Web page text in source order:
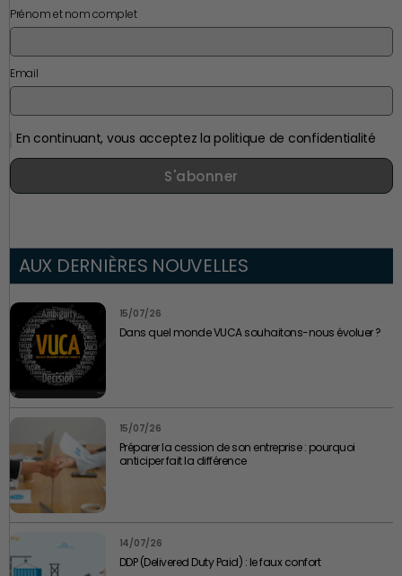
Prénom et nom complet
Email
En continuant, vous acceptez la politique de confidentialité
S'abonner
AUX DERNIÈRES NOUVELLES
15/07/26
Dans quel monde VUCA souhaitons-nous évoluer ?
15/07/26
Préparer la cession de son entreprise : pourquoi
anticiper fait la différence
14/07/26
DDP (Delivered Duty Paid) : le faux confort